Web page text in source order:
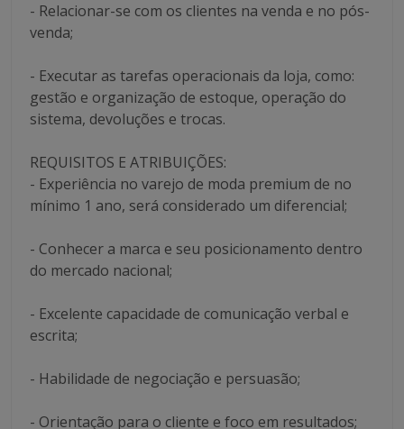
- Relacionar-se com os clientes na venda e no pós-
venda;
- Executar as tarefas operacionais da loja, como:
gestão e organização de estoque, operação do
sistema, devoluções e trocas.
REQUISITOS E ATRIBUIÇÕES:
- Experiência no varejo de moda premium de no
mínimo 1 ano, será considerado um diferencial;
- Conhecer a marca e seu posicionamento dentro
do mercado nacional;
- Excelente capacidade de comunicação verbal e
escrita;
- Habilidade de negociação e persuasão;
- Orientação para o cliente e foco em resultados;